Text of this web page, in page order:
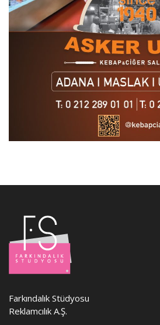
Farkındalık Stüdyosu
Reklamcılık A.Ş.